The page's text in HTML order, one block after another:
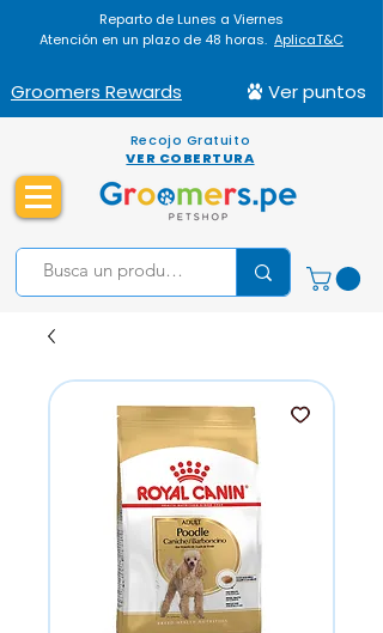
Reparto de Lunes a Viernes
Atención en un plazo de 48 horas. AplicaT&C
Groomers Rewards Ver puntos
Recojo Gratuito
VER COBERTURA